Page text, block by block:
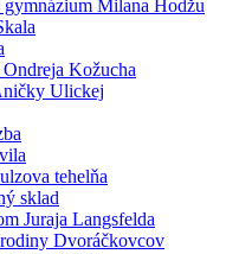
Milana Hodžu
Kožucha
Ulickej
tehelňa
sklad
Juraja Langsfelda
Dvoráčkovcov